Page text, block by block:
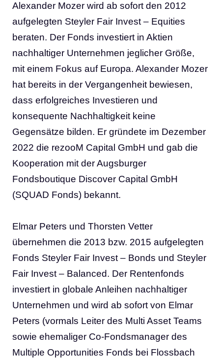
Alexander Mozer wird ab sofort den 2012
aufgelegten Steyler Fair Invest – Equities
beraten. Der Fonds investiert in Aktien
nachhaltiger Unternehmen jeglicher Größe,
mit einem Fokus auf Europa. Alexander Mozer
hat bereits in der Vergangenheit bewiesen,
dass erfolgreiches Investieren und
konsequente Nachhaltigkeit keine
Gegensätze bilden. Er gründete im Dezember
2022 die rezooM Capital GmbH und gab die
Kooperation mit der Augsburger
Fondsboutique Discover Capital GmbH
(SQUAD Fonds) bekannt.
Elmar Peters und Thorsten Vetter
übernehmen die 2013 bzw. 2015 aufgelegten
Fonds Steyler Fair Invest – Bonds und Steyler
Fair Invest – Balanced. Der Rentenfonds
investiert in globale Anleihen nachhaltiger
Unternehmen und wird ab sofort von Elmar
Peters (vormals Leiter des Multi Asset Teams
sowie ehemaliger Co-Fondsmanager des
Multiple Opportunities Fonds bei Flossbach